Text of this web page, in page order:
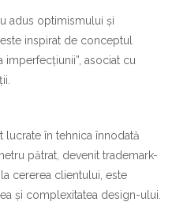
adus optimismului și
este inspirat de conceptul
imperfecțiunii”, asociat cu
lucrate în tehnica înnodată
pătrat, devenit trademark-
cererea clientului, este
și complexitatea design-ului.